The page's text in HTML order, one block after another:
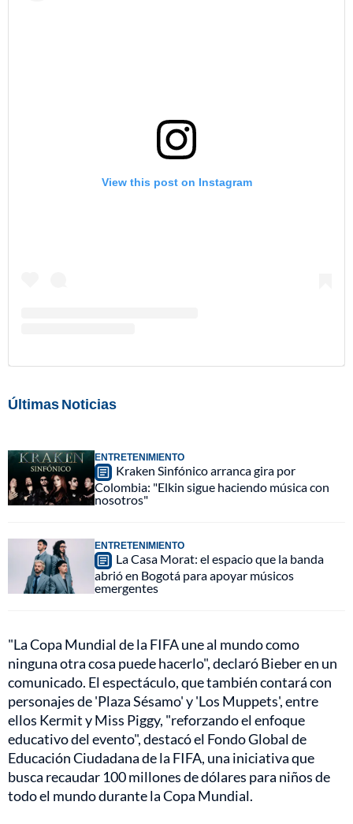
View this post on Instagram
Últimas Noticias
ENTRETENIMIENTO
Kraken Sinfónico arranca gira por
Colombia: "Elkin sigue haciendo música con
nosotros"
ENTRETENIMIENTO
La Casa Morat: el espacio que la banda
abrió en Bogotá para apoyar músicos
emergentes
"La Copa Mundial de la FIFA une al mundo como
ninguna otra cosa puede hacerlo", declaró Bieber en un
comunicado. El espectáculo, que también contará con
personajes de 'Plaza Sésamo' y 'Los Muppets', entre
ellos Kermit y Miss Piggy, "reforzando el enfoque
educativo del evento", destacó el Fondo Global de
Educación Ciudadana de la FIFA, una iniciativa que
busca recaudar 100 millones de dólares para niños de
todo el mundo durante la Copa Mundial.